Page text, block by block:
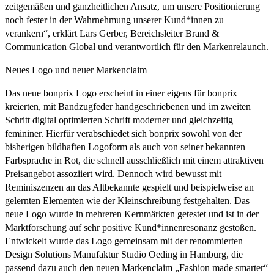
zeitgemäßen und ganzheitlichen Ansatz, um unsere Positionierung
noch fester in der Wahrnehmung unserer Kund*innen zu
verankern“, erklärt Lars Gerber, Bereichsleiter Brand &
Communication Global und verantwortlich für den Markenrelaunch.
Neues Logo und neuer Markenclaim
Das neue bonprix Logo erscheint in einer eigens für bonprix
kreierten, mit Bandzugfeder handgeschriebenen und im zweiten
Schritt digital optimierten Schrift moderner und gleichzeitig
femininer. Hierfür verabschiedet sich bonprix sowohl von der
bisherigen bildhaften Logoform als auch von seiner bekannten
Farbsprache in Rot, die schnell ausschließlich mit einem attraktiven
Preisangebot assoziiert wird. Dennoch wird bewusst mit
Reminiszenzen an das Altbekannte gespielt und beispielweise an
gelernten Elementen wie der Kleinschreibung festgehalten. Das
neue Logo wurde in mehreren Kernmärkten getestet und ist in der
Marktforschung auf sehr positive Kund*innenresonanz gestoßen.
Entwickelt wurde das Logo gemeinsam mit der renommierten
Design Solutions Manufaktur Studio Oeding in Hamburg, die
passend dazu auch den neuen Markenclaim „Fashion made smarter“